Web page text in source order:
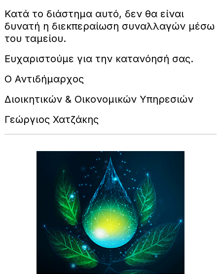
Κατά το διάστημα αυτό, δεν θα είναι
δυνατή η διεκπεραίωση συναλλαγών μέσω
του ταμείου.
Ευχαριστούμε για την κατανόησή σας.
Ο Αντιδήμαρχος
Διοικητικών & Οικονομικών Υπηρεσιών
Γεώργιος Χατζάκης